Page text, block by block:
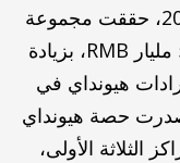
الرياضية الدولية الكبرى. في عام 2020، حققت مجموعة
هيونداي إيرادات خارجية قدرها 54.8 مليار RMB، بزيادة
إيرادات هيونداي في
سنويًا قدره 16.5%. تصدرت حصة هيونداي
الثلاثة الأولى،